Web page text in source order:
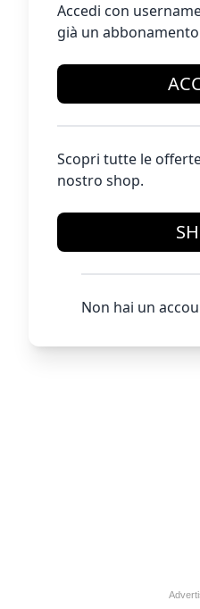
Accedi con
già un
Scopri tutte le
nostro shop.
Non hai un